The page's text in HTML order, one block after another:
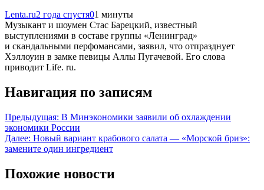
Lenta.ru2 года спустя01 минуты
Музыкант и шоумен Стас Барецкий, известный
выступлениями в составе группы «Ленинград»
и скандальными перфомансами, заявил, что отпразднует
Хэллоуин в замке певицы Аллы Пугачевой. Его слова
приводит Life. ru.
Навигация по записям
Предыдущая: В Минэкономики заявили об охлаждении
экономики России
Далее: Новый вариант крабового салата — «Морской бриз»:
замените один ингредиент
Похожие новости